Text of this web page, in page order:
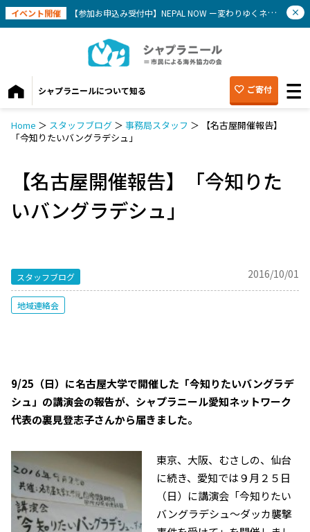
イベント開催 【参加お申込み受付中】NEPAL NOW ー変わりゆくネパールを知ろう(9/12）
シャプラニールについて知る ご寄付
Home ＞ スタッフブログ ＞ 事務局スタッフ ＞
【名古屋開催報告】
「今知りたいバングラデシュ」
【名古屋開催報告】「今知りた
いバングラデシュ」
スタッフブログ 2016/10/01
地域連絡会
9/25（日）に名古屋大学で開催した「今知りたいバングラデ
シュ」の講演会の報告が、シャプラニール愛知ネットワーク
代表の裏見登志子さんから届きました。
東京、大阪、むさしの、仙台
に続き、愛知では９月２５日
（日）に講演会「今知りたい
バングラデシュ～ダッカ襲撃